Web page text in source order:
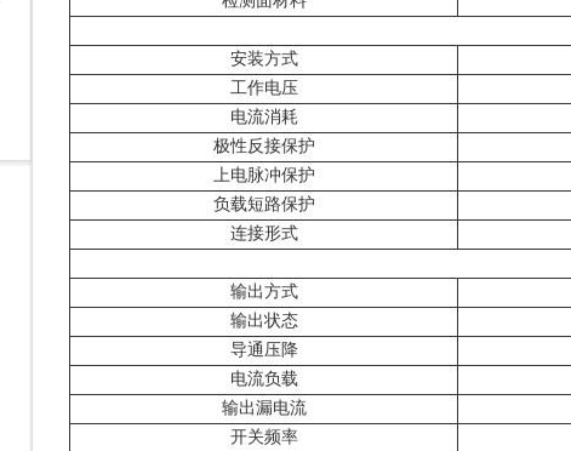
安装方式
工作电压
电流消耗
极性反接保护
上电脉冲保护
负载短路保护
连接形式
输出方式
输出状态
导通压降
电流负载
输出漏电流
开关频率